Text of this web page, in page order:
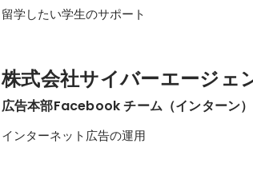
留学したい学生のサポート
株式会社サイバーエージ
広告本部Facebook チーム（インターン）
インターネット広告の運用